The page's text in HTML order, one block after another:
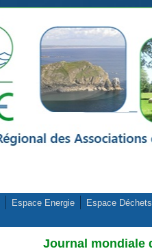
Espace Energie
Espace Déchets
Journal mondiale